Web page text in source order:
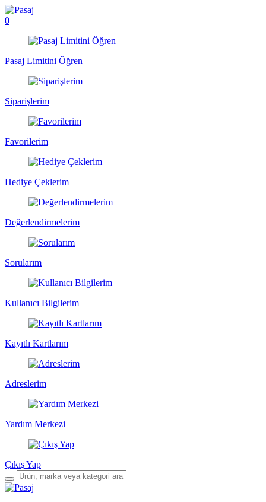
0
Pasaj Limitini Öğren
Siparişlerim
Favorilerim
Hediye Çeklerim
Değerlendirmelerim
Sorularım
Kullanıcı Bilgilerim
Kayıtlı Kartlarım
Adreslerim
Yardım Merkezi
Çıkış Yap